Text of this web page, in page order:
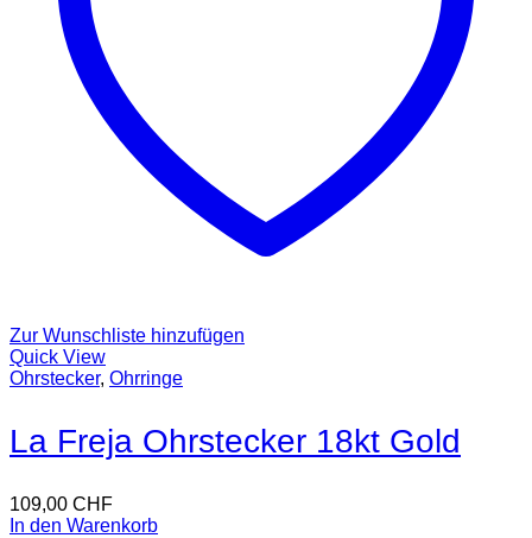
Zur Wunschliste hinzufügen
Quick View
Ohrstecker, Ohrringe
La Freja Ohrstecker 18kt Gold
109,00 CHF
In den Warenkorb